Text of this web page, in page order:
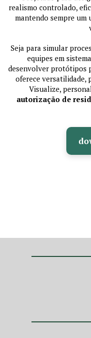
realismo controlado,
mantendo sempre
Seja para simular
equipes em
desenvolver protótipos
oferece versatilidade,
Visualize,
autorização de